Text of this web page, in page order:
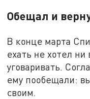
Обещал и
В конце марта
ехать не хотел
уговаривать.
ему пообещали:
своим.